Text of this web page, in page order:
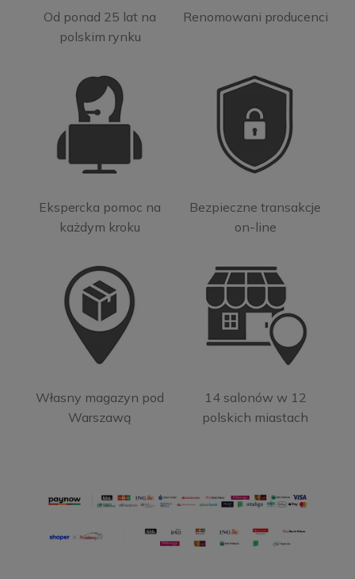
Od ponad 25 lat na
polskim rynku
Renomowani producenci
Ekspercka pomoc na
każdym kroku
Bezpieczne transakcje
on-line
Własny magazyn pod
Warszawą
14 salonów w 12
polskich miastach